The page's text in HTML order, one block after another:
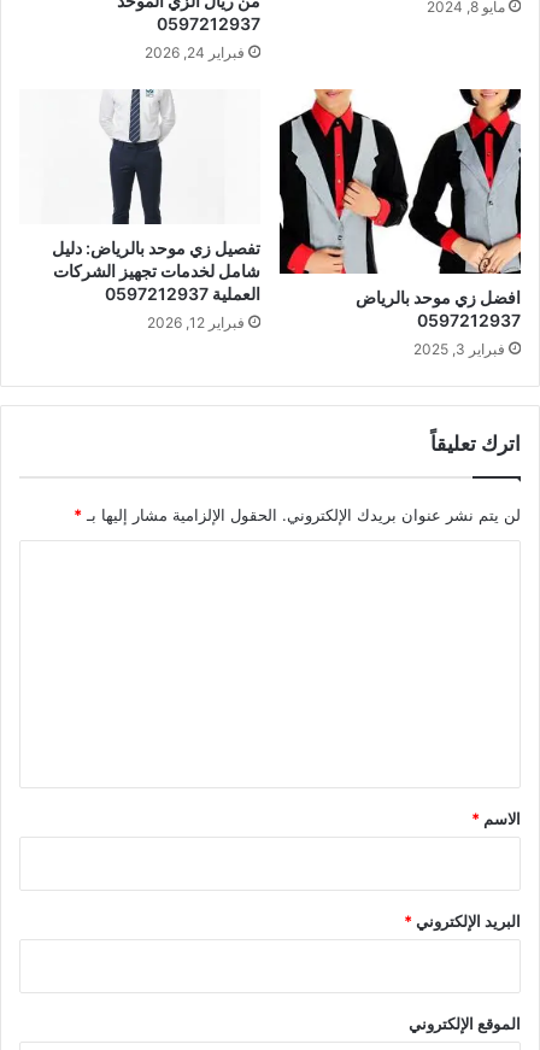
مايو 8, 2024
0597212937
فبراير 24, 2026
افضل زي موحد بالرياض
0597212937
فبراير 3, 2025
تفصيل زي موحد بالرياض: دليل
شامل لخدمات تجهيز الشركات
العملية 0597212937
فبراير 12, 2026
اترك تعليقاً
لن يتم نشر عنوان بريدك الإلكتروني. الحقول الإلزامية مشار إليها بـ*
*
الاسم *
البريد الإلكتروني*
الموقع الإلكتروني